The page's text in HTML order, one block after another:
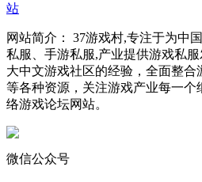
网站简介： 37游戏村,专注于为中
私服、手游私服,产业提供游戏私
大中文游戏社区的经验，全面整合
等各种资源，关注游戏产业每一个
络游戏论坛网站。
微信公众号